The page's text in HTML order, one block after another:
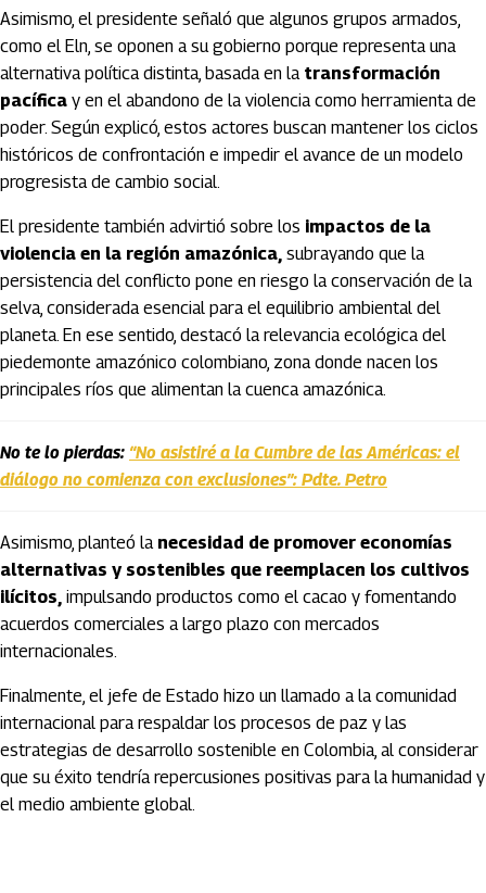
Asimismo, el presidente señaló que algunos grupos armados,
como el Eln, se oponen a su gobierno porque representa una
alternativa política distinta, basada en la transformación
pacífica y en el abandono de la violencia como herramienta de
poder. Según explicó, estos actores buscan mantener los ciclos
históricos de confrontación e impedir el avance de un modelo
progresista de cambio social.
El presidente también advirtió sobre los impactos de la
violencia en la región amazónica, subrayando que la
persistencia del conflicto pone en riesgo la conservación de la
selva, considerada esencial para el equilibrio ambiental del
planeta. En ese sentido, destacó la relevancia ecológica del
piedemonte amazónico colombiano, zona donde nacen los
principales ríos que alimentan la cuenca amazónica.
No te lo pierdas: “No asistiré a la Cumbre de las Américas: el
diálogo no comienza con exclusiones”: Pdte. Petro
Asimismo, planteó lanecesidad de promover economías
alternativas y sostenibles que reemplacen los cultivos
ilícitos, impulsando productos como el cacao y fomentando
acuerdos comerciales a largo plazo con mercados
internacionales.
Finalmente, el jefe de Estado hizo un llamado a la comunidad
internacional para respaldar los procesos de paz y las
estrategias de desarrollo sostenible en Colombia, al considerar
que su éxito tendría repercusiones positivas para la humanidad y
el medio ambiente global.